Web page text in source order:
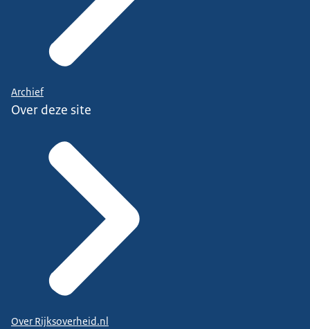
Archief
Over deze site
Over Rijksoverheid.nl